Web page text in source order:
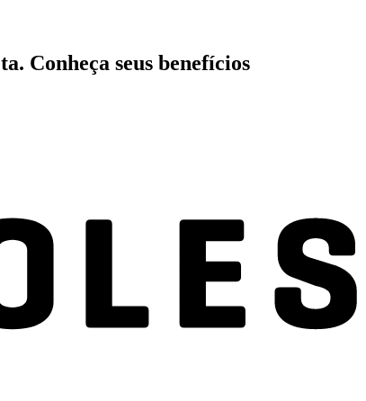
Conheça seus benefícios